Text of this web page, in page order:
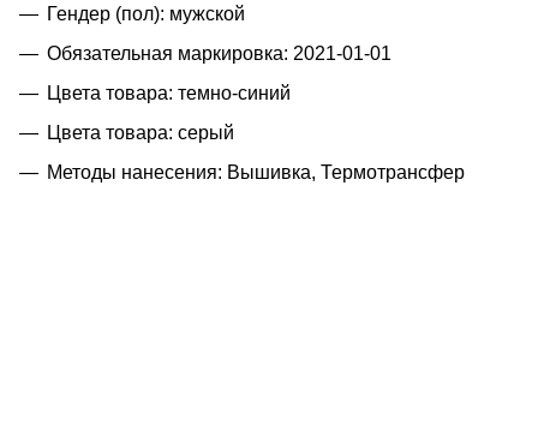
Гендер (пол): мужской
Обязательная маркировка: 2021-01-01
Цвета товара: темно-синий
Цвета товара: серый
Методы нанесения: Вышивка, Термотрансфер